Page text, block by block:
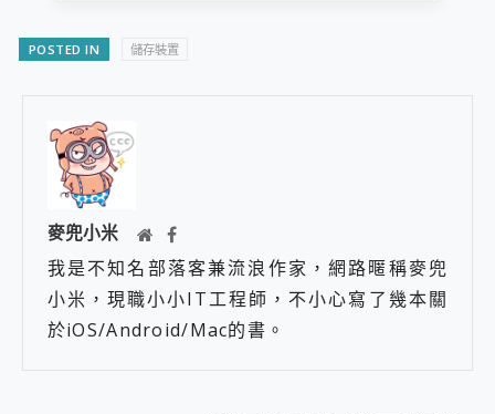
POSTED IN 儲存裝置
麥兜小米
我是不知名部落客兼流浪作家，網路暱稱麥兜
小米，現職小小IT工程師，不小心寫了幾本關
於iOS/Android/Mac的書。